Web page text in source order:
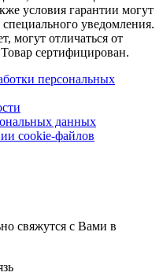
условия гарантии могут
уведомления.
могут отличаться от
сертифицирован.
персональных
данных
cookie-файлов
свяжутся с Вами в